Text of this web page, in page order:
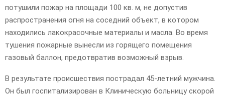
потушили пожар на площади 100 кв. м, не допустив
распространения огня на соседний объект, в котором
находились лакокрасочные материалы и масла. Во время
тушения пожарные вынесли из горящего помещения
газовый баллон, предотвратив возможный взрыв.
В результате происшествия пострадал 45-летний мужчина.
Он был госпитализирован в Клиническую больницу скорой